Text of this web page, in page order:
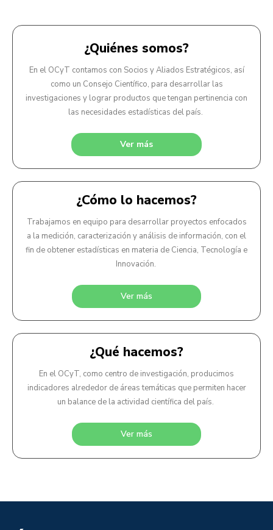
¿Quiénes somos?
En el OCyT contamos con Socios y Aliados Estratégicos, así
como un Consejo Científico, para desarrollar las
investigaciones y lograr productos que tengan pertinencia con
las necesidades estadísticas del país.
Ver más
¿Cómo lo hacemos?
Trabajamos en equipo para desarrollar proyectos enfocados
a la medición, caracterización y análisis de información, con el
fin de obtener estadísticas en materia de Ciencia, Tecnología e
Innovación.
Ver más
¿Qué hacemos?
En el OCyT, como centro de investigación, producimos
indicadores alrededor de áreas temáticas que permiten hacer
un balance de la actividad científica del país.
Ver más